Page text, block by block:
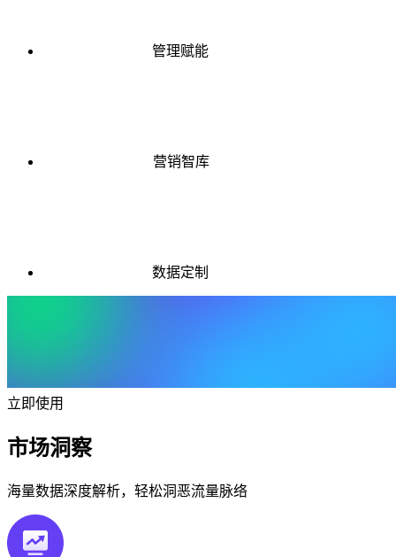
管理赋能
营销智库
数据定制
立即使用
市场洞察
海量数据深度解析，轻松洞恶流量脉络